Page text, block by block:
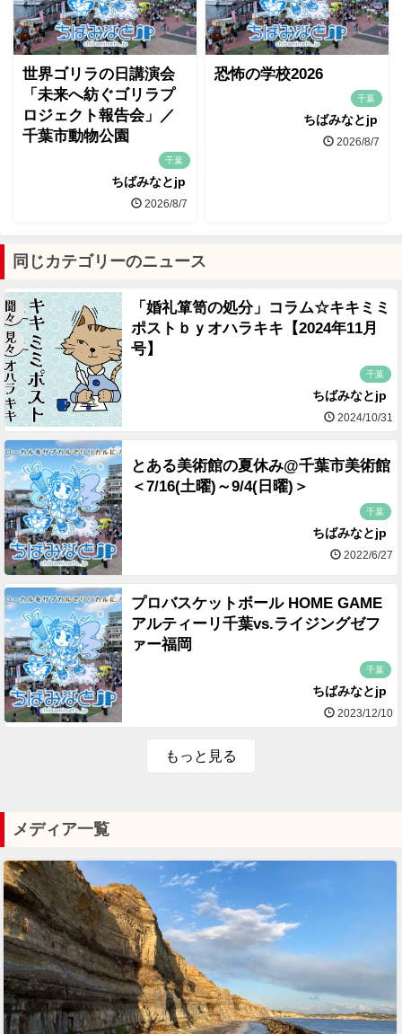
世界ゴリラの日講演会
「未来へ紡ぐゴリラプ
ロジェクト報告会」／
千葉市動物公園
千葉
ちばみなとjp
2026/8/7
恐怖の学校2026
千葉
ちばみなとjp
2026/8/7
同じカテゴリーのニュース
「婚礼箪笥の処分」コラム☆キキミミ
ポストｂｙオハラキキ【2024年11月
号】
千葉
ちばみなとjp
2024/10/31
とある美術館の夏休み@千葉市美術館
＜7/16(土曜)～9/4(日曜)＞
千葉
ちばみなとjp
2022/6/27
プロバスケットボール HOME GAME
アルティーリ千葉vs.ライジングゼフ
ァー福岡
千葉
ちばみなとjp
2023/12/10
もっと見る
メディア一覧